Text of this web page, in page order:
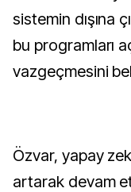
sistemin dışına
bu programları
vazgeçmesini
Özvar, yapay
artarak devam